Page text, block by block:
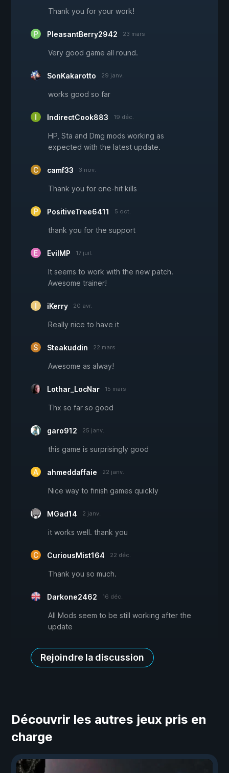
Thank you for your work!
PleasantBerry2942 23 mars
Very good game all round.
SonKakarotto 29 janv.
works good so far
IndirectCook883 19 déc.
HP, Sta and Dmg mods working as
expected with the latest update.
camf33 3 nov.
Thank you for one-hit kills
PositiveTree6411 5 oct.
thank you for the support
EvilMP 17 juil.
It seems to work with the new patch.
Awesome trainer!
iKerry 20 avr.
Really nice to have it
Steakuddin 22 mars
Awesome as alway!
Lothar_LocNar 15 mars
Thx so far so good
garo912 25 janv.
this game is surprisingly good
ahmeddaffaie 22 janv.
Nice way to finish games quickly
MGad14 2 janv.
it works well. thank you
CuriousMist164 22 déc.
Thank you so much.
Darkone2462 16 déc.
All Mods seem to be still working after the
update
Rejoindre la discussion
Découvrir les autres jeux pris en
charge